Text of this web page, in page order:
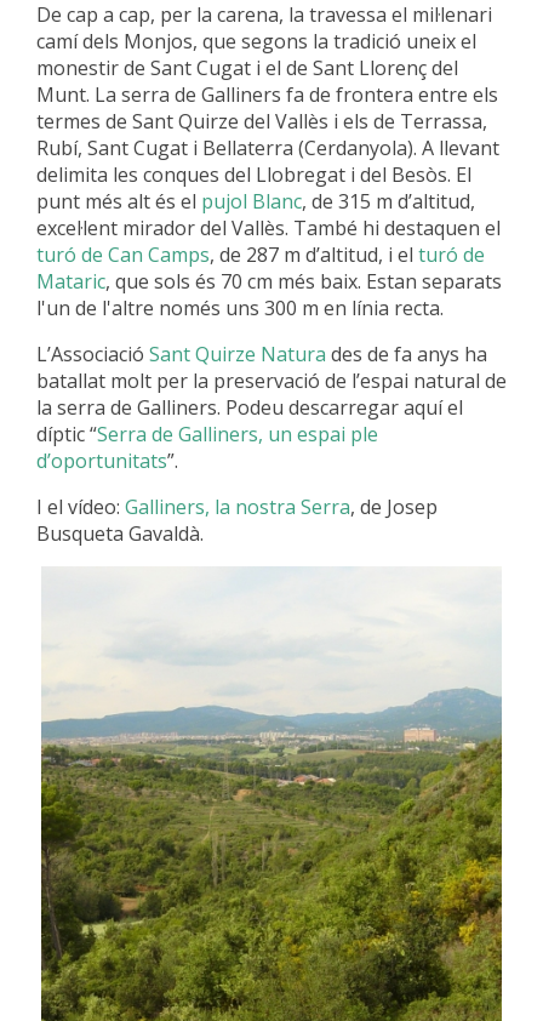
De cap a cap, per la carena, la travessa el mil·lenari
camí dels Monjos, que segons la tradició uneix el
monestir de Sant Cugat i el de Sant Llorenç del
Munt. La serra de Galliners fa de frontera entre els
termes de Sant Quirze del Vallès i els de Terrassa,
Rubí, Sant Cugat i Bellaterra (Cerdanyola). A llevant
delimita les conques del Llobregat i del Besòs. El
punt més alt és el pujol Blanc, de 315 m d’altitud,
excel·lent mirador del Vallès. També hi destaquen el
turó de Can Camps, de 287 m d’altitud, i el turó de
Mataric, que sols és 70 cm més baix. Estan separats
l'un de l'altre només uns 300 m en línia recta.
L’Associació Sant Quirze Natura des de fa anys ha
batallat molt per la preservació de l’espai natural de
la serra de Galliners. Podeu descarregar aquí el
díptic “Serra de Galliners, un espai ple
d’oportunitats”.
I el vídeo: Galliners, la nostra Serra, de Josep
Busqueta Gavaldà.